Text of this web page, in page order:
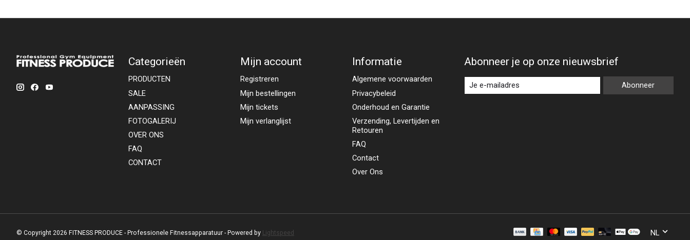
Categorieën
PRODUCTEN
SALE
AANPASSING
FOTOGALERIJ
OVER ONS
FAQ
CONTACT
Mijn account
Registreren
Mijn bestellingen
Mijn tickets
Mijn verlanglijst
Informatie
Algemene voorwaarden
Privacybeleid
Onderhoud en Garantie
Verzending, Levertijden en
Retouren
FAQ
Contact
Over Ons
Abonneer je op onze nieuwsbrief
Abonneer
© Copyright 2026 FITNESS PRODUCE - Professionele Fitnessapparatuur - Powered by Lightspeed NL